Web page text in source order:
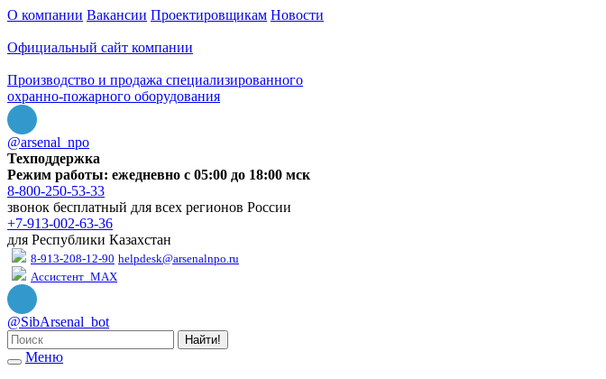
О компании Вакансии Проектировщикам Новости
Официальный сайт компании
Производство и продажа специализированного
охранно-пожарного оборудования
@arsenal_npo
Техподдержка
Режим работы: ежедневно с 05:00 до 18:00 мск
8-800-250-53-33
звонок бесплатный для всех регионов России
+7-913-002-63-36
для Республики Казахстан
8-913-208-12-90 helpdesk@arsenalnpo.ru
Ассистент_MAX
@SibArsenal_bot
Найти!
Меню